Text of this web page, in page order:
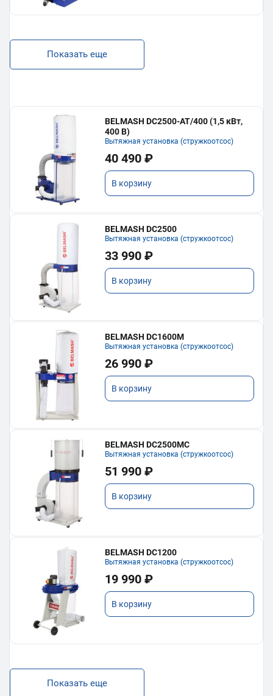
Показать еще
BELMASH DC2500-AT/400 (1,5 кВт,
400 В)
Вытяжная установка (стружкоотсос)
40 490 ₽
В корзину
BELMASH DC2500
Вытяжная установка (стружкоотсос)
33 990 ₽
В корзину
BELMASH DC1600M
Вытяжная установка (стружкоотсос)
26 990 ₽
В корзину
BELMASH DC2500MC
Вытяжная установка (стружкоотсос)
51 990 ₽
В корзину
BELMASH DC1200
Вытяжная установка (стружкоотсос)
19 990 ₽
В корзину
Показать еще